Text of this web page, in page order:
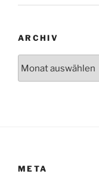
ARCHIV
META